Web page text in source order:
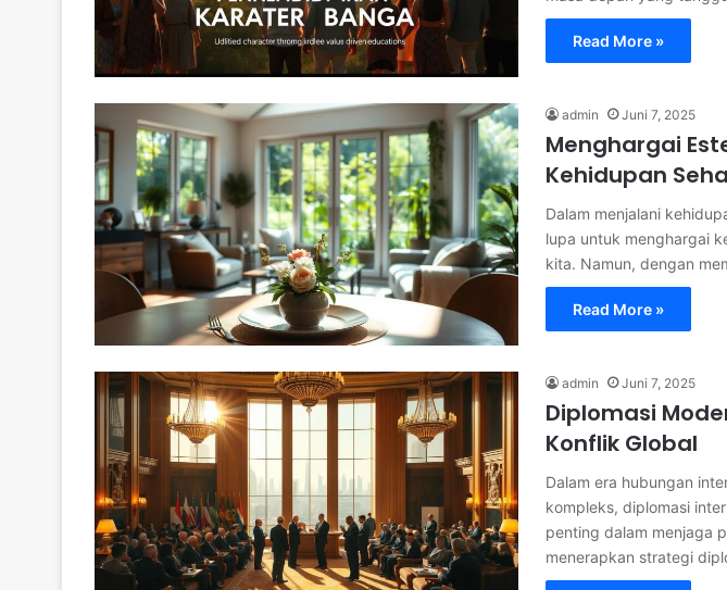
Read More »
admin Juni 7, 2025
Menghargai
Kehidupan
Dalam menjalani
lupa untuk menghargai
kita. Namun, dengan
Read More »
admin Juni 7, 2025
Diplomasi
Konflik Global
Dalam era hubungan
kompleks, diplomasi
penting dalam menjaga
menerapkan strategi